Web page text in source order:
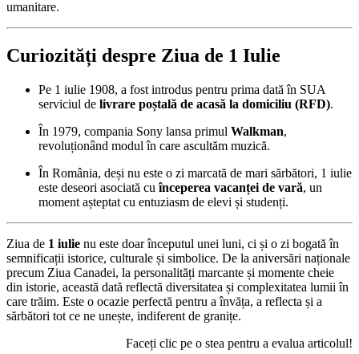
umanitare.
Curiozități despre Ziua de 1 Iulie
Pe 1 iulie 1908, a fost introdus pentru prima dată în SUA
serviciul de livrare poștală de acasă la domiciliu (RFD).
În 1979, compania Sony lansa primul Walkman,
revoluționând modul în care ascultăm muzică.
În România, deși nu este o zi marcată de mari sărbători, 1 iulie
este deseori asociată cuînceperea vacanței de vară, un
moment așteptat cu entuziasm de elevi și studenți.
Ziua de 1 iulie nu este doar începutul unei luni, ci și o zi bogată în
semnificații istorice, culturale și simbolice. De la aniversări naționale
precum Ziua Canadei, la personalități marcante și momente cheie
din istorie, această dată reflectă diversitatea și complexitatea lumii în
care trăim. Este o ocazie perfectă pentru a învăța, a reflecta și a
sărbători tot ce ne unește, indiferent de granițe.
Faceți clic pe o stea pentru a evalua articolul!